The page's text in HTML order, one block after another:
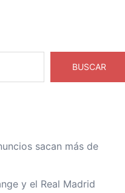
BUSCAR
sacan más de
y el Real Madrid